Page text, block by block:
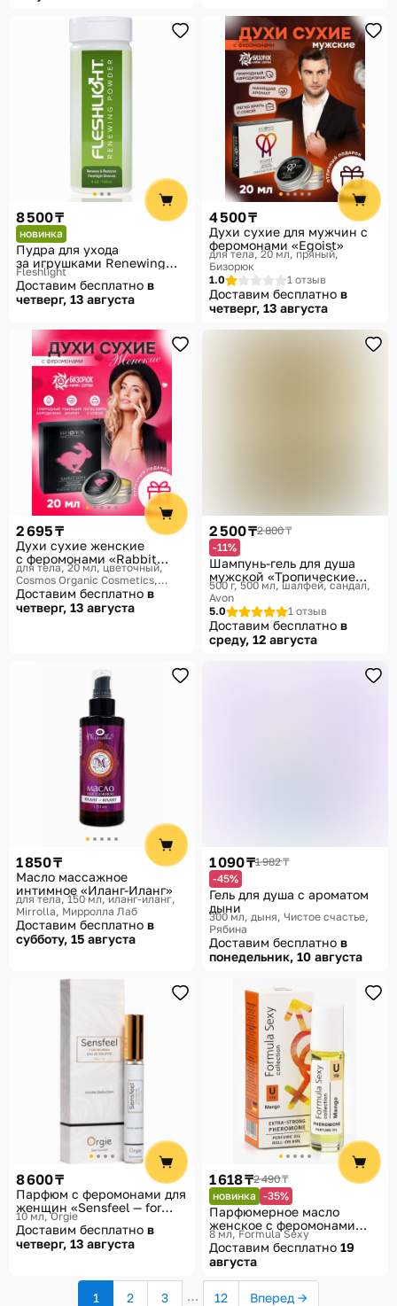
8 500 ₸
новинка
Пудра для ухода
за игрушками Renewing
Powder
Fleshlight
Доставим бесплатно в
четверг, 13 августа
4 500 ₸
Духи сухие для мужчин с
феромонами «Egoist»
для тела, 20 мл, пряный
Бизорюк
1.0
1 отзыв
Доставим бесплатно в
четверг, 13 августа
2 695 ₸
Духи сухие женские
с феромонами «Rabbit
Love»
для тела, 20 мл, цветочный
Cosmos Organic Cosmetics,
Бизорюк
Доставим бесплатно в
четверг, 13 августа
2 500 ₸2 800 ₸
-11%
Шампунь-гель для душа
мужской «Тропические
Джунгли» 500 мл
500 г, 500 мл, шалфей, сандал
Avon
5.0
1 отзыв
Доставим бесплатно в
среду, 12 августа
1 850 ₸
Масло массажное
интимное «Иланг-Иланг»
для тела, 150 мл, иланг-иланг
Mirrolla, Мирролла Лаб
Доставим бесплатно в
субботу, 15 августа
1 090 ₸1 982 ₸
-45%
Гель для душа с ароматом
дыни
300 мл, дыня Чистое счастье,
Рябина
Доставим бесплатно в
понедельник, 10 августа
8 600 ₸
Парфюм с феромонами для
женщин «Sensfeel — for
woman»
10 мл Orgie
Доставим бесплатно в
четверг, 13 августа
1 618 ₸2 490 ₸
новинка -35%
Парфюмерное масло
женское с феромонами
«Mango U119»
8 мл Formula Sexy
Доставим бесплатно 19
августа
1 2 3 … 12 Вперед →